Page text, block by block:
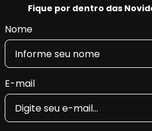
em curvas, chuva e
Fique por dentro das
Nome
E-mail